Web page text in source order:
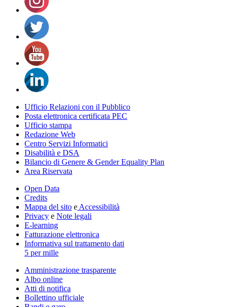
Ufficio Relazioni con il Pubblico
Posta elettronica certificata PEC
Ufficio stampa
Redazione Web
Centro Servizi Informatici
Disabilità e DSA
Bilancio di Genere & Gender Equality Plan
Area Riservata
Open Data
Credits
Mappa del sito e Accessibilità
Privacy e Note legali
E-learning
Fatturazione elettronica
Informativa sul trattamento dati
5 per mille
Amministrazione trasparente
Albo online
Atti di notifica
Bollettino ufficiale